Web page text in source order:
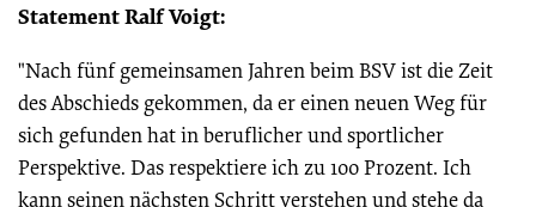
Statement Ralf Voigt:
"Nach fünf gemeinsamen Jahren beim BSV ist die Zeit
des Abschieds gekommen, da er einen neuen Weg für
sich gefunden hat in beruflicher und sportlicher
Perspektive. Das respektiere ich zu 100 Prozent. Ich
kann seinen nächsten Schritt verstehen und stehe da